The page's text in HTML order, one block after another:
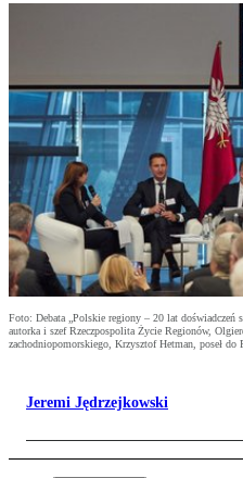
Foto: Debata „Polskie regiony – 20 lat doświadczeń
autorka i szef Rzeczpospolita Życie Regionów,
zachodniopomorskiego, Krzysztof Hetman, poseł do
Jeremi Jędrzejkowski